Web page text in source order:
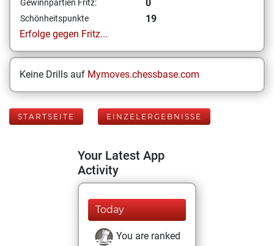
Gewinnpartien Fritz: 0
Schönheitspunkte
19
Erfolge gegen Fritz...
Keine Drills auf Mymoves.chessbase.com
STARTSEITE EINZELERGEBNISSE
Your Latest App
Activity
Today
You are ranked